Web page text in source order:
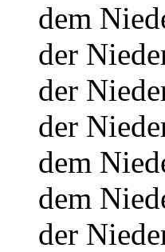
dem
der
der
der
dem
dem
der